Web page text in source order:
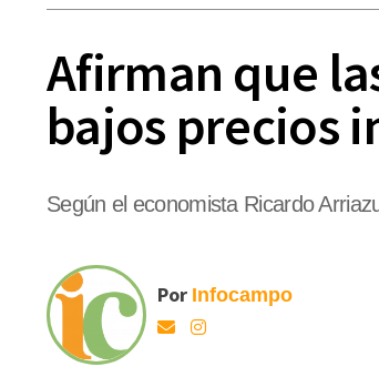
Afirman que
bajos precios
Según el economista Ricardo
Por Infocampo